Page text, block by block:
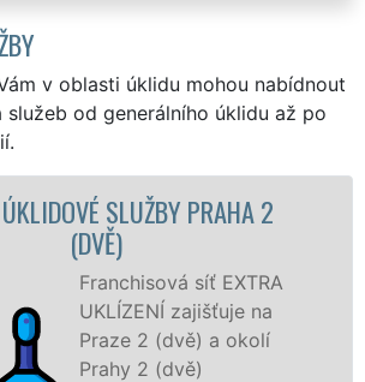
v oblasti úklidu mohou nabídnout
služeb od generálního úklidu až po
2
EXTRA
na
okolí
ÚKLIDOVÁ